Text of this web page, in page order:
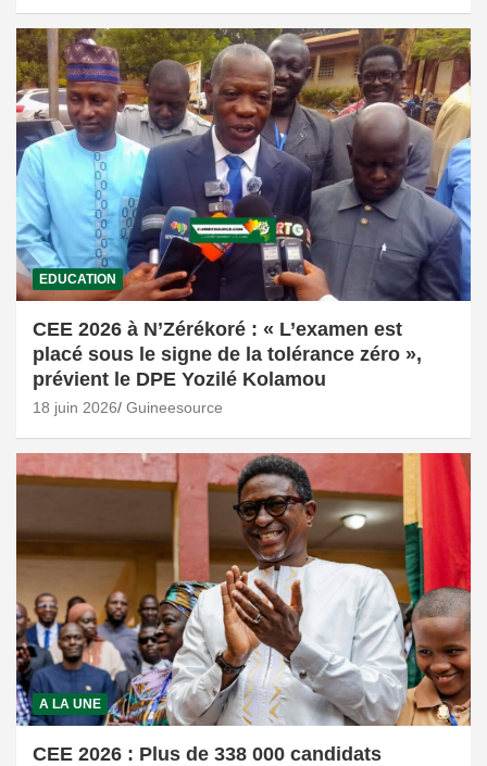
EDUCATION
CEE 2026 à N’Zérékoré : « L’examen est
placé sous le signe de la tolérance zéro »,
prévient le DPE Yozilé Kolamou
18 juin 2026 Guineesource
A LA UNE
CEE 2026 : Plus de 338 000 candidats